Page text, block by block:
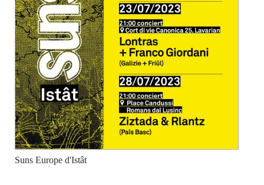
Suns Europe d'Istât